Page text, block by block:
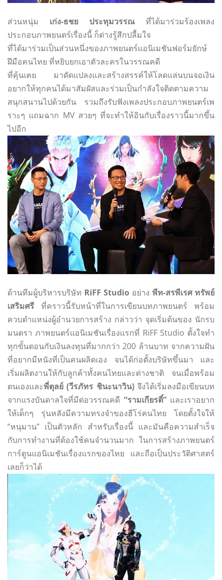
ส่วนหนุ่ม เก่ง-ธชย ประทุมวรรณ ที่ได้มาร่วมร้องเพลง
ประกอบภาพยนตร์เรื่องนี้ ก็ต่างรู้สึกปลื้มใจ
ที่ได้มาร่วมเป็นส่วนหนึ่งของภาพยนตร์แอนิเมชันฟอร์มยักษ์
ฝีมือคนไทย ที่หยิบยกเอาตัวละครในวรรณคดี
ที่คุ้นเคย มาดัดแปลงและสร้างสรรค์ให้โลดแล่นบนจอเงิน
อยากให้ทุกคนได้มาสัมผัสและร่วมเป็นกำลังใจติดตามความ
สนุกสนานไปด้วยกัน รวมถึงรับฟังเพลงประกอบภาพยนตร์เพ
ราะๆ แถมฉาก MV สวยๆ ที่จะทำให้อินกับเรื่องราวนี้มากขึ้น
ไปอีก
​ด้านทีมผู้บริหารบริษัท RiFF Studio อย่าง พีท-สรพีเรศ ทรัพย์
เสริมศรี ที่คราวนี้รับหน้าที่ในการเขียนบทภาพยนตร์ พร้อม
ควบตำแหน่งผู้อำนวยการสร้าง กล่าวว่า จุดเริ่มต้นของ นักรบ
มนตรา ภาพยนตร์แอนิเมชันเรื่องแรกที่ RiFF Studio ตั้งใจทำ
ทุกขั้นตอนกับเงินลงทุนที่มากกว่า 200 ล้านบาท จากความฝัน
ที่อยากมีหนังที่เป็นคนผลิตเอง จนได้ก่อตั้งบริษัทขึ้นมา และ
เริ่มผลิตงานให้กับลูกค้าทั้งคนไทยและต่างชาติ จนเมื่อพร้อม
ตนเองและพี่ตุลย์ (วีรภัทร ชินะนาวิน)จึงได้เริ่มลงมือเขียนบท
จากแรงบันดาลใจที่มีต่อวรรณคดี “รามเกียรติ์”และเราอยาก
ให้เด็กๆ รุ่นหลังมีความทรงจำของฮีโร่คนไทย โดยตั้งใจให้
“หนุมาน” เป็นตัวหลัก สำหรับเรื่องนี้ และมันคือความสำเร็จ
กับการทำงานที่ต้องใช้คนจำนวนมาก ในการสร้างภาพยนตร์
การ์ตูนแอนิเมชันเรื่องแรกของไทย และถือเป็นประวัติศาสตร์
เลยก็ว่าได้